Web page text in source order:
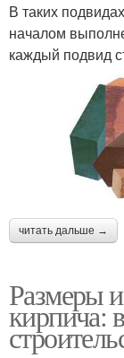
В таких
началом
каждый подвид
читать дальше →
Размеры
кирпича: